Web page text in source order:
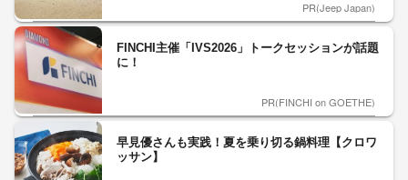
PR(Jeep Japan)
FINCHI主催「IVS2026」トークセッションが話題
に！
PR(FINCHI on GOETHE)
早見優さんも実践！夏を乗り切る鍋料理【クロワ
ッサン】